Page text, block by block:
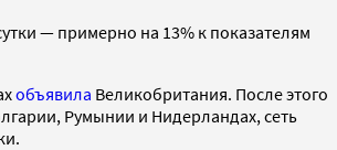
— примерно на 13% к показателям
объявила Великобритания. После этого
Румынии и Нидерландах, сеть